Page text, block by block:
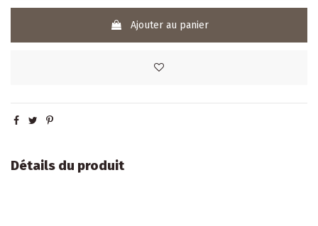
Ajouter au panier
Détails du produit